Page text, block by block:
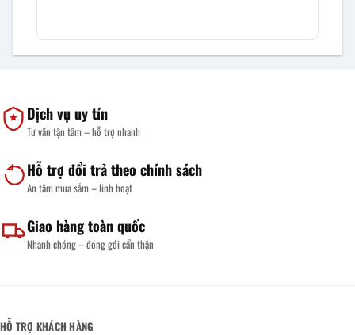
Dịch vụ uy tín
Tư vấn tận tâm – hỗ trợ nhanh
Hỗ trợ đổi trả theo chính sách
An tâm mua sắm – linh hoạt
Giao hàng toàn quốc
Nhanh chóng – đóng gói cẩn thận
HỖ TRỢ KHÁCH HÀNG